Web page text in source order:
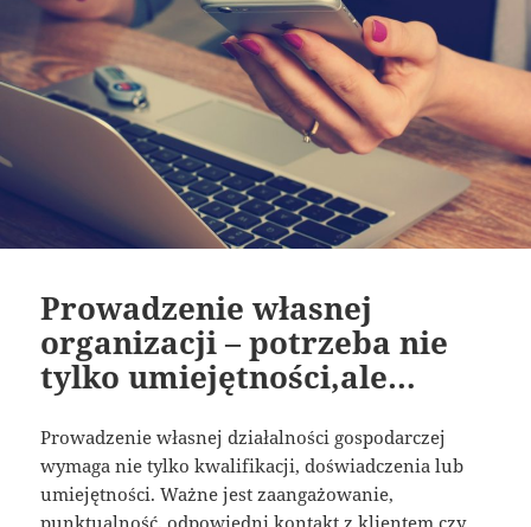
Prowadzenie własnej
organizacji – potrzeba nie
tylko umiejętności,ale…
Prowadzenie własnej działalności gospodarczej
wymaga nie tylko kwalifikacji, doświadczenia lub
umiejętności. Ważne jest zaangażowanie,
punktualność, odpowiedni kontakt z klientem czy